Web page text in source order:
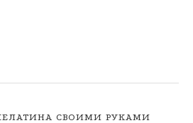
СВОИМИ РУКАМИ